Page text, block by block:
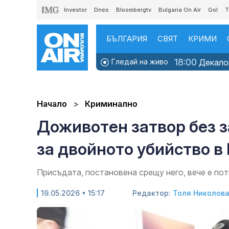
Investor Dnes Bloombergtv Bulgaria On Air Gol
БЪЛГАРИЯ СВЯТ КРИМИ
Гледай на живо 18:00
Начало Криминално
Доживотен затвор без
за двойното убийство в
Присъдата, постановена срещу него, вече е
19.05.2026 • 15:17 Редактор: Толя Николова